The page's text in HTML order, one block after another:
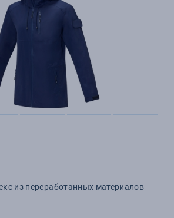
из переработанных материалов